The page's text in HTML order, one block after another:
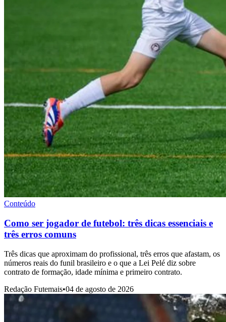
Conteúdo
Como ser jogador de futebol: três dicas essenciais e
três erros comuns
Três dicas que aproximam do profissional, três erros que afastam, os
números reais do funil brasileiro e o que a Lei Pelé diz sobre
contrato de formação, idade mínima e primeiro contrato.
Redação Futemais•04 de agosto de 2026